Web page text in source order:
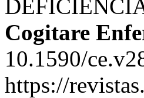
Cogitare
10.1590/
https://